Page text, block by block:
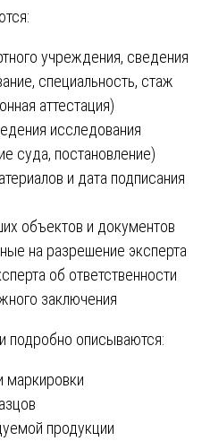
учреждения, сведения
специальность, стаж
аттестация)
исследования
суда, постановление)
и дата подписания
объектов и документов
на разрешение эксперта
об ответственности
заключения
подробно описываются:
маркировки
продукции